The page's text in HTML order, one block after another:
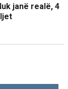
janë realë, 4